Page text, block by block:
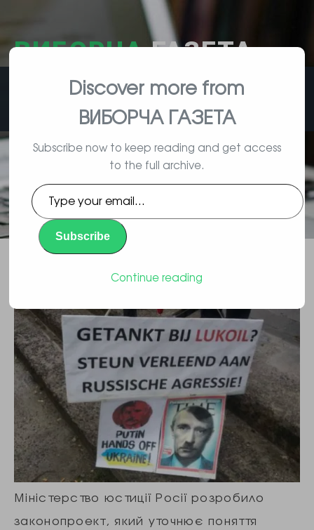
ВИБОРЧАГАЗЕТА
влада, вибори, народ
Диктатура путіна забороняє
права і свободи людини та
публічні звернення до органів
держвлади
Міністерство юстиції Росії розробило
законопроект, який уточнює поняття
Discover more from
ВИБОРЧА ГАЗЕТА
Subscribe now to keep reading and get access
to the full archive.
Type
your
email…
Subscribe
Continue reading